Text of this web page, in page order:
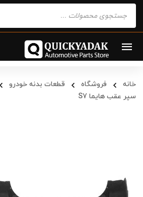
search
خانه فروشگاه قطعات بدنه خودرو
سپر عقب هایما S7